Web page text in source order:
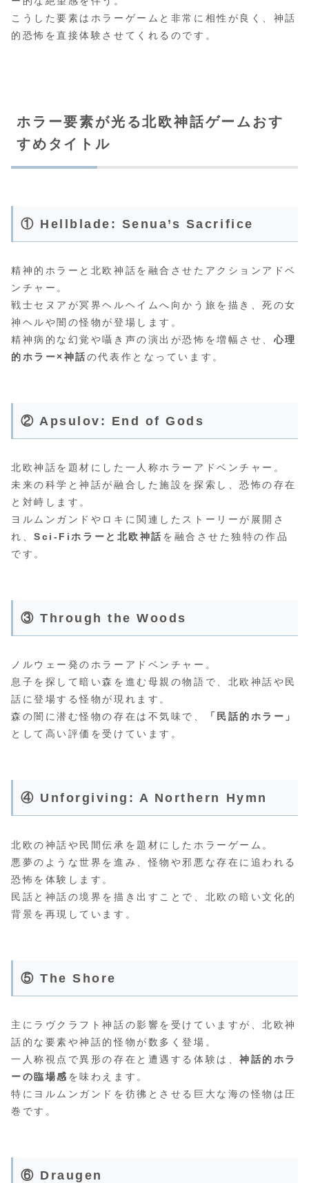
こうした要素はホラーゲームと非常に相性が良く、神話
的恐怖を直接体験させてくれるのです。
ホラー要素が光る北欧神話ゲームおす
すめタイトル
① Hellblade: Senua’s Sacrifice
精神的ホラーと北欧神話を融合させたアクションアドベ
ンチャー。
戦士セヌアが冥界ヘルヘイムへ向かう旅を描き、死の女
神ヘルや闇の怪物が登場します。
精神病的な幻覚や囁き声の演出が恐怖を増幅させ、 心理
的ホラー×神話の代表作となっています。
② Apsulov: End of Gods
北欧神話を題材にした一人称ホラーアドベンチャー。
未来の科学と神話が融合した施設を探索し、恐怖の存在
と対峙します。
ヨルムンガンドやロキに関連したストーリーが展開さ
れ、Sci-Fiホラーと北欧神話 を融合させた独特の作品
です。
③ Through the Woods
ノルウェー発のホラーアドベンチャー。
息子を探して暗い森を進む母親の物語で、北欧神話や民
話に登場する怪物が現れます。
森の闇に潜む怪物の存在は不気味で、
「民話的ホラー」
として高い評価を受けています。
④ Unforgiving: A Northern Hymn
北欧の神話や民間伝承を題材にしたホラーゲーム。
悪夢のような世界を進み、怪物や邪悪な存在に追われる
恐怖を体験します。
民話と神話の境界を描き出すことで、北欧の暗い文化的
背景を再現しています。
⑤ The Shore
主にラヴクラフト神話の影響を受けていますが、北欧神
話的な要素や神話的怪物が数多く登場。
一人称視点で異形の存在と遭遇する体験は、神話的ホラ
ーの臨場感 を味わえます。
特にヨルムンガンドを彷彿とさせる巨大な海の怪物は圧
巻です。
⑥ Draugen